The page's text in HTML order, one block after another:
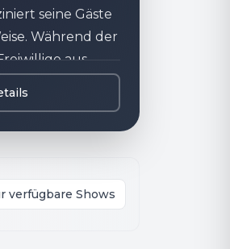
seine Gäste
Während der
aus
lässt sie unter
tun. Die
seine Show
verfügbare Shows